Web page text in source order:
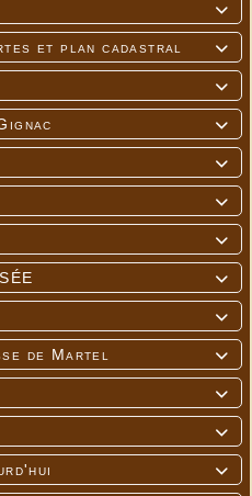


et plan cadastral








de Martel


